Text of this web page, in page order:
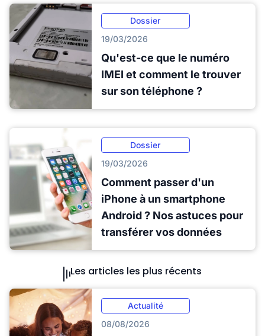
Dossier
19/03/2026
Qu'est-ce que le numéro
IMEI et comment le trouver
sur son téléphone ?
Dossier
19/03/2026
Comment passer d'un
iPhone à un smartphone
Android ? Nos astuces pour
transférer vos données
Les articles les plus récents
Actualité
08/08/2026